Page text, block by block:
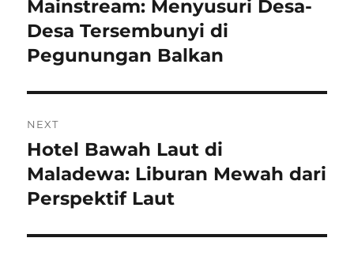
Mainstream: Menyusuri Desa-
Desa Tersembunyi di
Pegunungan Balkan
NEXT
Next
post:
Hotel Bawah Laut di
Maladewa: Liburan Mewah dari
Perspektif Laut